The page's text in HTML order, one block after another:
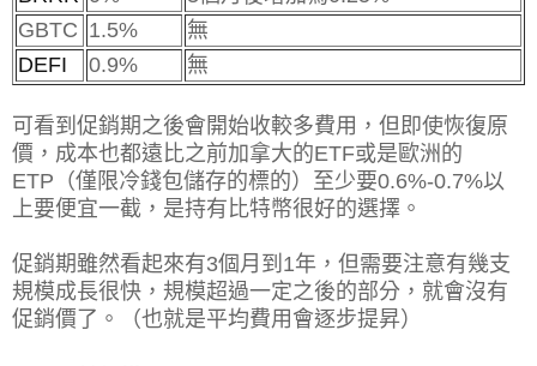
GBTC 1.5%
無
DEFI
0.9% 無
可看到促銷期之後會開始收較多費用，但即使恢復原
價，成本也都遠比之前加拿大的ETF或是歐洲的
ETP（僅限冷錢包儲存的標的）至少要0.6%-0.7%以
上要便宜一截，是持有比特幣很好的選擇。
促銷期雖然看起來有3個月到1年，但需要注意有幾支
規模成長很快，規模超過一定之後的部分，就會沒有
促銷價了。（也就是平均費用會逐步提昇）